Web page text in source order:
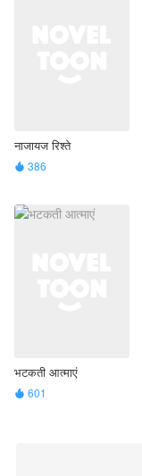
नाजायज रिश्ते
 386
भटकती आत्माएं
 601